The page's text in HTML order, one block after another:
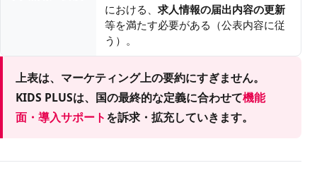
における、 求人情報の届出内容の更新
等を満たす必要がある（公表内容に従
う）。
上表は、マーケティング上の要約にすぎません。
KIDS PLUSは、国の最終的な定義に合わせて機能
面・導入サポートを訴求・拡充していきます。